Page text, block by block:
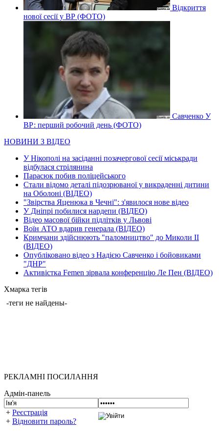
Відкриття
нової сесії у ВР (ФОТО)
Савченко У
ВР: перший робочий день (ФОТО)
НОВИНИ З ВІДЕО
У Нікополі на засіданні позачергової сесії міськради
відбулася стрілянина
Парасюк побив поліцейського
Стали відомо деталі підозрюваної у викраденні дитини
на Оболоні (ВІДЕО)
"Звірства Яценюка в Чечні": з'явилося нове відео
У Дніпрі побилися нардепи (ВІДЕО)
Відео масової бійки підлітків у Львові
Воїн АТО вдарив генерала (ВІДЕО)
Кримчани здійснюють "паломництво" до Миколи ІІ
(ВІДЕО)
Опубліковано відео з Надією Савченко і бойовиками
"ДНР"
Активістка Femen зірвала конференцію Ле Пен (ВІДЕО)
Хмарка тегів
-теги не найдены-
РЕКЛАМНІ ПОСИЛАННЯ
Адмін-панель
+ Реєстрація
+ Відновити пароль?